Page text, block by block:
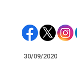
30/09/2020